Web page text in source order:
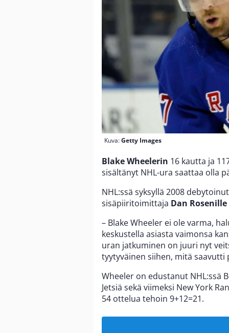
Kuva:Getty Images
Blake Wheelerin 16 kautta ja
sisältänyt NHL-ura saattaa olla
NHL:ssä syksyllä 2008
sisäpiiritoimittaja Dan Rosenille
– Blake Wheeler ei ole varma,
keskustella asiasta vaimonsa
uran jatkuminen on juuri nyt
tyytyväinen siihen, mitä saavutti
Wheeler on edustanut NHL:ssä
Jetsiä sekä viimeksi New York
54 ottelua tehoin 9+12=21.